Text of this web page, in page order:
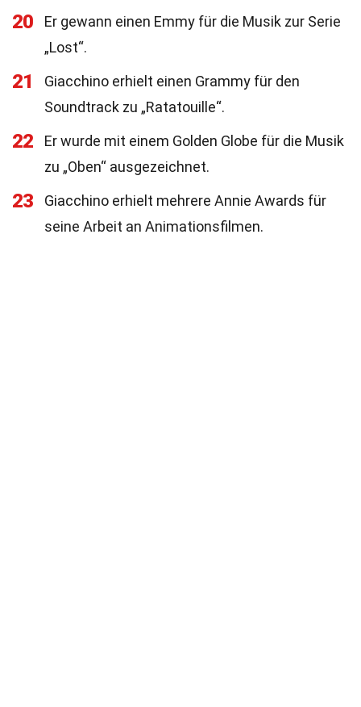
20
Er gewann einen Emmy für die Musik zur Serie
„Lost“.
21
Giacchino erhielt einen Grammy für den
Soundtrack zu „Ratatouille“.
22
Er wurde mit einem Golden Globe für die Musik
zu „Oben“ ausgezeichnet.
23
Giacchino erhielt mehrere Annie Awards für
seine Arbeit an Animationsfilmen.